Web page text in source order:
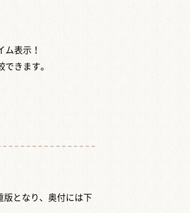
ム表示！
きます。
版となり、奥付には下